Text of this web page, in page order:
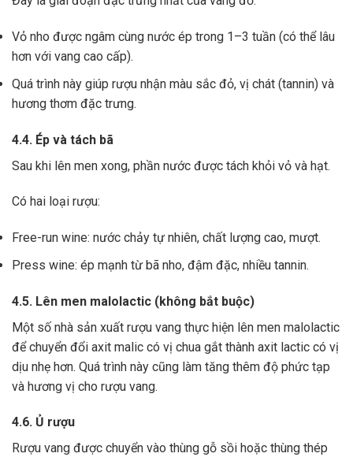
Vỏ nho được ngâm cùng nước ép trong 1–3 tuần (có thể lâu
hơn với vang cao cấp).
Quá trình này giúp rượu nhận màu sắc đỏ, vị chát (tannin) và
hương thơm đặc trưng.
4.4. Ép và tách bã
Sau khi lên men xong, phần nước được tách khỏi vỏ và hạt.
Có hai loại rượu:
Free-run wine: nước chảy tự nhiên, chất lượng cao, mượt.
Press wine: ép mạnh từ bã nho, đậm đặc, nhiều tannin.
4.5. Lên men malolactic (không bắt buộc)
Một số nhà sản xuất rượu vang thực hiện lên men malolactic
để chuyển đổi axit malic có vị chua gắt thành axit lactic có vị
dịu nhẹ hơn. Quá trình này cũng làm tăng thêm độ phức tạp
và hương vị cho rượu vang.
4.6. Ủ rượu
Rượu vang được chuyển vào thùng gỗ sồi hoặc thùng thép